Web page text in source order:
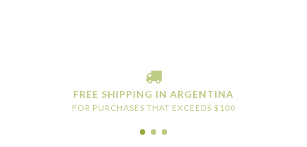
FREE SHIPPING IN ARGENTINA
FOR PURCHASES THAT EXCEEDS $100